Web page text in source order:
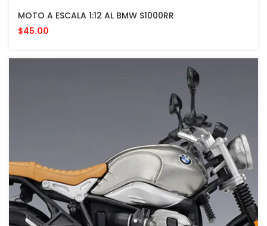
MOTO A ESCALA 1:12 AL BMW S1000RR
$45.00